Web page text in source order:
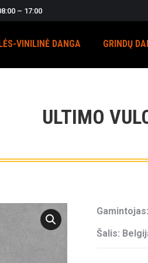
– 17:00
VINILINĖ DANGA GRINDŲ
ULTIMO
Šalis: